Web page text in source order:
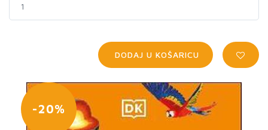
DODAJ U KOŠARICU
-20%